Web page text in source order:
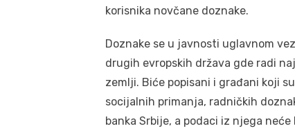
korisnika novčane doznake.
Doznake se u javnosti uglavnom
drugih evropskih država gde radi
zemlji. Biće popisani i građani koji
socijalnih primanja, radničkih
banka Srbije, a podaci iz njega